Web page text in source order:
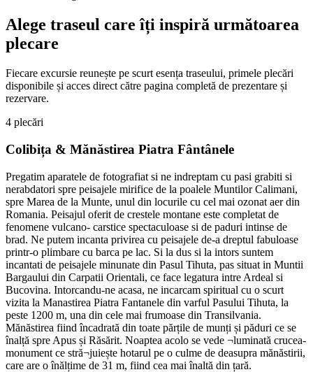
Alege traseul care îți inspiră următoarea
plecare
Fiecare excursie reunește pe scurt esența traseului, primele plecări
disponibile și acces direct către pagina completă de prezentare și
rezervare.
4 plecări
Colibița & Mănăstirea Piatra Fântânele
Pregatim aparatele de fotografiat si ne indreptam cu pasi grabiti si
nerabdatori spre peisajele mirifice de la poalele Muntilor Calimani,
spre Marea de la Munte, unul din locurile cu cel mai ozonat aer din
Romania. Peisajul oferit de crestele montane este completat de
fenomene vulcano- carstice spectaculoase si de paduri intinse de
brad. Ne putem incanta privirea cu peisajele de-a dreptul fabuloase
printr-o plimbare cu barca pe lac. Si la dus si la intors suntem
incantati de peisajele minunate din Pasul Tihuta, pas situat in Muntii
Bargaului din Carpatii Orientali, ce face legatura intre Ardeal si
Bucovina. Intorcandu-ne acasa, ne incarcam spiritual cu o scurt
vizita la Manastirea Piatra Fantanele din varful Pasului Tihuta, la
peste 1200 m, una din cele mai frumoase din Transilvania.
Mănăstirea fiind încadrată din toate părțile de munți și păduri ce se
înalță spre Apus și Răsărit. Noaptea acolo se vede ¬luminată crucea-
monument ce stră¬juiește hotarul pe o culme de deasupra mănăstirii,
care are o înălțime de 31 m, fiind cea mai înaltă din țară.